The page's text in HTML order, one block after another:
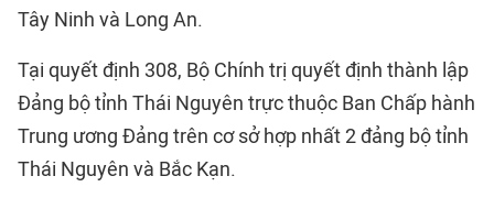
Tây Ninh và Long An.
Tại quyết định 308, Bộ Chính trị quyết định thành lập
Đảng bộ tỉnh Thái Nguyên trực thuộc Ban Chấp hành
Trung ương Đảng trên cơ sở hợp nhất 2 đảng bộ tỉnh
Thái Nguyên và Bắc Kạn.